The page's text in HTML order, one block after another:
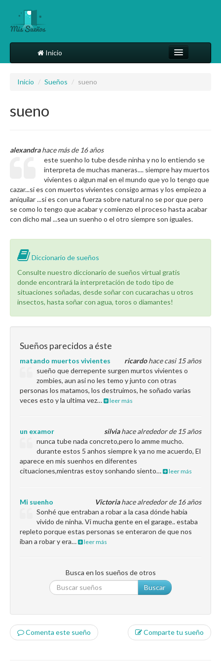
Inicio
Más
Inicio / Sueños / sueno
sueno
alexandrahace más de 16 años
este suenho lo tube desde ninha y no lo entiendo se
interpreta de muchas maneras.... siempre hay muertos
vivientes o algun mal en el mundo que yo lo tengo que
cazar...si es con muertos vivientes consigo armas y los empiezo a
aniquilar ...si es con una fuerza sobre natural no se por que pero
se como lo tengo que acabar y comienzo el proceso hasta acabar
con dicho mal ...sea un suenho o el otro siempre son iguales.
Diccionario de sueños
Consulte nuestro diccionario de sueños virtual gratis
donde encontrará la interpretación de todo tipo de
situaciones soñadas, desde soñar con cucarachas u otros
insectos, hasta soñar con agua, toros o diamantes!
Sueños parecidos a éste
ricardohace casi 15 años
matando muertos vivientes
sueño que derrepente surgen murtos vivientes o
zombies, aun asi no les temo y junto con otras
personas los matamos, los destruimos, he soñado varias
veces esto y la ultima vez…
leer más
silviahace alrededor de 15 años
un examor
nunca tube nada concreto,pero lo amme mucho.
durante estos 5 anhos siempre k ya no me acuerdo, El
aparece en mis suenhos en diferentes
cituaciones,mientras estoy sonhando siento…
leer más
Victoriahace alrededor de 16 años
Mi suenho
Sonhé que entraban a robar a la casa dónde había
vivido de ninha. Vi mucha gente en el garage.. estaba
repleto porque estas personas se enteraron de que nos
iban a robar y era…
leer más
Busca en los sueños de otros
Buscar
Comenta este sueño Comparte tu sueño